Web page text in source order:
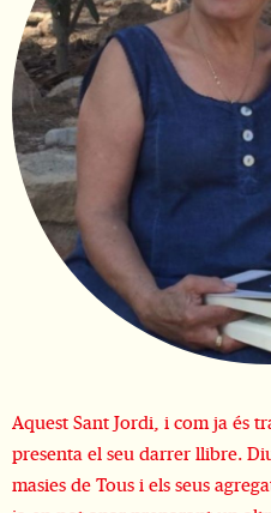
Aquest Sant Jordi, i com ja és
presenta el seu darrer llibre.
masies de Tous i els seus